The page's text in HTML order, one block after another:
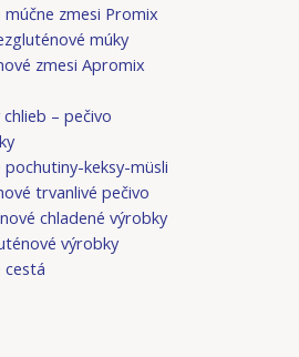
zmesi Promix
múky
zmesi Apromix
– pečivo
keksy-müsli
trvanlivé pečivo
chladené výrobky
výrobky
cestá